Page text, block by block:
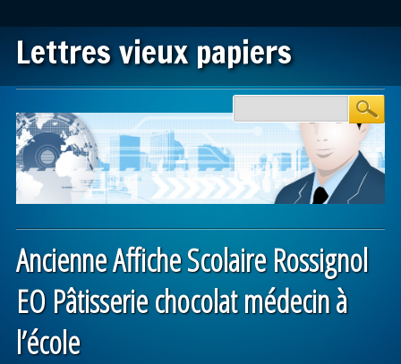
Lettres vieux papiers
Main menu
Ancienne Affiche Scolaire Rossignol
EO Pâtisserie chocolat médecin à
l’école